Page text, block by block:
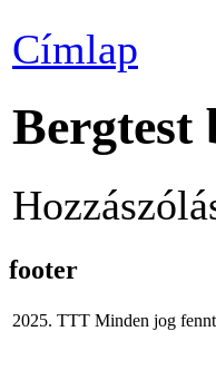
Címlap
Bergtest
footer
2025. TTT Minden jog